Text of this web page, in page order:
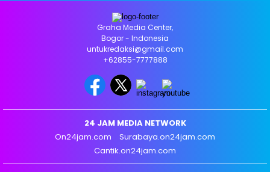
Graha Media Center,
Bogor - Indonesia
untukredaksi@gmail.com
+62855-7777888
24 JAM MEDIA NETWORK
On24jam.com
Surabaya.on24jam.com
Cantik.on24jam.com